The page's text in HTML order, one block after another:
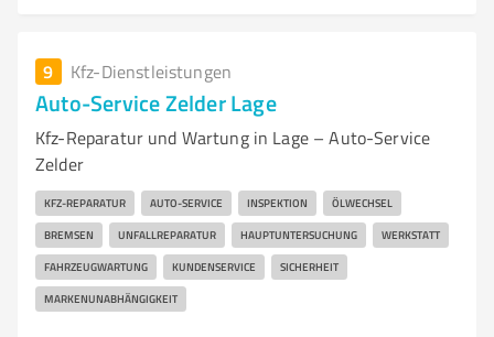
9 Kfz-Dienstleistungen
Auto-Service Zelder Lage
Kfz-Reparatur und Wartung in Lage – Auto-Service
Zelder
KFZ-REPARATUR AUTO-SERVICE INSPEKTION ÖLWECHSEL
BREMSEN UNFALLREPARATUR HAUPTUNTERSUCHUNG WERKSTATT
FAHRZEUGWARTUNG KUNDENSERVICE SICHERHEIT
MARKENUNABHÄNGIGKEIT